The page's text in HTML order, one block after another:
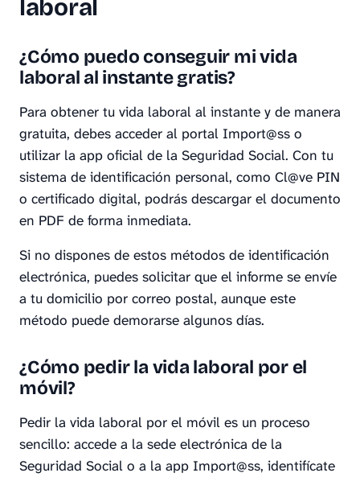
laboral
¿Cómo puedo conseguir mi vida
laboral al instante gratis?
Para obtener tu vida laboral al instante y de manera
gratuita, debes acceder al portal Import@ss o
utilizar la app oficial de la Seguridad Social. Con tu
sistema de identificación personal, como Cl@ve PIN
o certificado digital, podrás descargar el documento
en PDF de forma inmediata.
Si no dispones de estos métodos de identificación
electrónica, puedes solicitar que el informe se envíe
a tu domicilio por correo postal, aunque este
método puede demorarse algunos días.
¿Cómo pedir la vida laboral por el
móvil?
Pedir la vida laboral por el móvil es un proceso
sencillo: accede a la sede electrónica de la
Seguridad Social o a la app Import@ss, identifícate